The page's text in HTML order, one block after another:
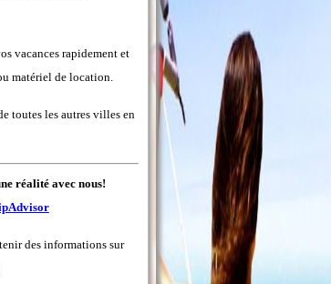
vacances rapidement et
matériel de location.
toutes les autres villes en
réalité avec nous!
des informations sur